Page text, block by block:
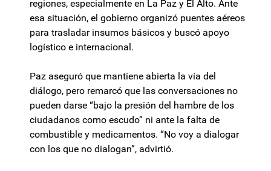
regiones, especialmente en La Paz y El Alto. Ante
esa situación, el gobierno organizó puentes aéreos
para trasladar insumos básicos y buscó apoyo
logístico e internacional.
Paz aseguró que mantiene abierta la vía del
diálogo, pero remarcó que las conversaciones no
pueden darse “bajo la presión del hambre de los
ciudadanos como escudo” ni ante la falta de
combustible y medicamentos. “No voy a dialogar
con los que no dialogan”, advirtió.